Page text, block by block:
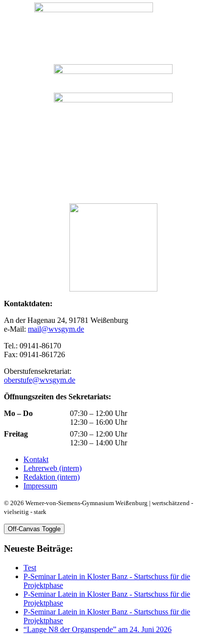
Kontaktdaten:
An der Hagenau 24, 91781 Weißenburg
e-Mail: mail@wvsgym.de
Tel.: 09141-86170
Fax: 09141-861726
Oberstufensekretariat:
oberstufe@wvsgym.de
Öffnungszeiten des Sekretariats:
Mo – Do
07:30 – 12:00 Uhr
12:30 – 16:00 Uhr
Freitag
07:30 – 12:00 Uhr
12:30 – 14:00 Uhr
Kontakt
Lehrerweb (intern)
Redaktion (intern)
Impressum
© 2026 Werner-von-Siemens-Gymnasium Weißenburg | wertschätzend -
vielseitig - stark
Off-Canvas Toggle
Neueste Beiträge:
Test
P-Seminar Latein in Kloster Banz - Startschuss für die
Projektphase
P-Seminar Latein in Kloster Banz - Startschuss für die
Projektphase
P-Seminar Latein in Kloster Banz - Startschuss für die
Projektphase
“Lange N8 der Organspende” am 24. Juni 2026